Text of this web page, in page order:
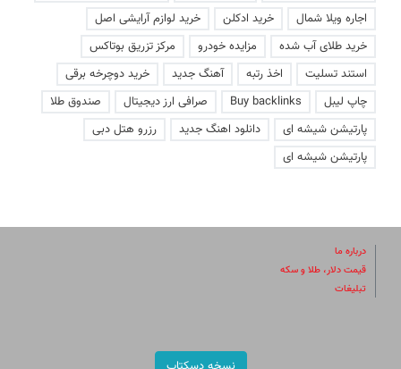
اجاره ویلا شمال
خرید ادکلن
خرید لوازم آرایشی اصل
خرید طلای آب شده
مزایده خودرو
مرکز تزریق بوتاکس
استند تسلیت
اخذ رتبه آهنگ جدید
خرید دوچرخه برقی
چاپ لیبل
Buy backlinks صرافی ارز دیجیتال
صندوق طلا
پارتیشن شیشه ای
دانلود اهنگ جدید
رزرو هتل دبی
پارتیشن شیشه ای
درباره ما
قیمت دلار، طلا و سکه
تبلیغات